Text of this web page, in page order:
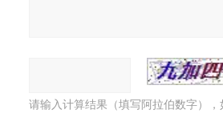
请输入计算结果（填写阿拉伯数字），